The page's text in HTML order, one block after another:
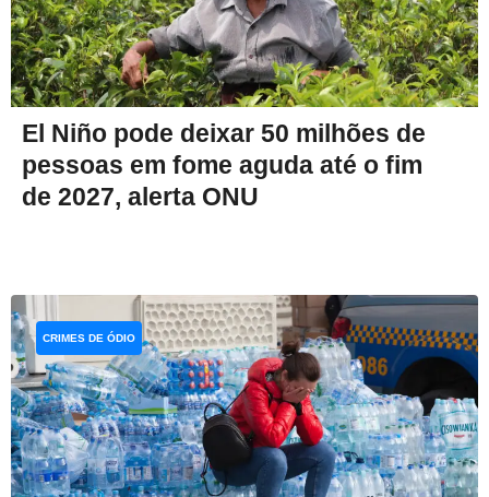
El Niño pode deixar 50 milhões de
pessoas em fome aguda até o fim
de 2027, alerta ONU
CRIMES DE ÓDIO